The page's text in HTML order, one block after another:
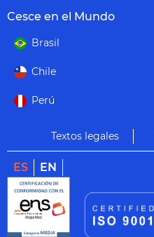
Cesce en el Mundo
Brasil
Chile
Perú
Textos legales
ES EN